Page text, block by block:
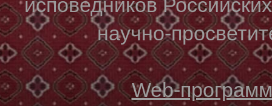
исповедников
научно-
Web-